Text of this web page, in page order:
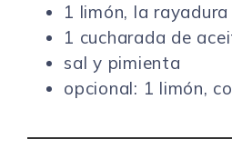
1 limón, la rayadura
1 cucharada de
sal y pimienta
opcional: 1 limón,